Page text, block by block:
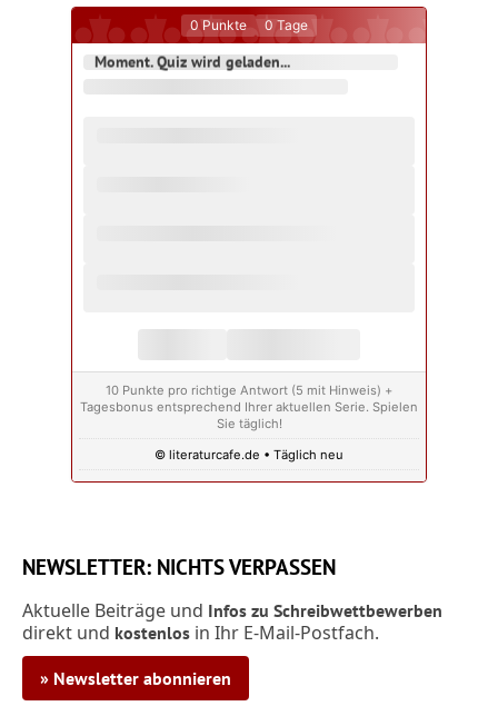
0 Punkte 0 Tage
Moment. Quiz wird geladen...
10 Punkte pro richtige Antwort (5 mit Hinweis) +
Tagesbonus entsprechend Ihrer aktuellen Serie. Spielen
Sie täglich!
© literaturcafe.de • Täglich neu
NEWSLETTER: NICHTS VERPASSEN
Aktuelle Beiträge und Infos zu Schreibwettbewerben
direkt und kostenlos in Ihr E-Mail-Postfach.
» Newsletter abonnieren